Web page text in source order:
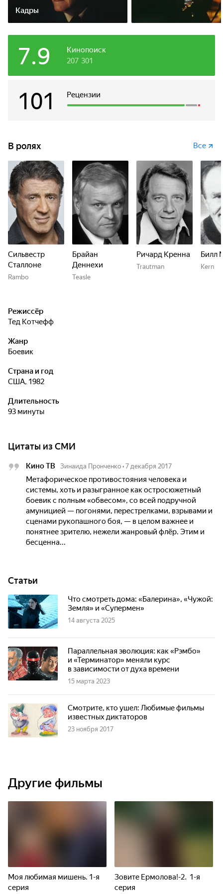
Кадры
Кинопоиск
7.9 207 301
Рецензии
101
В ролях Все
Сильвестр
Сталлоне
Rambo
Брайан
Деннехи
Teasle
Ричард Кренна
Trautman
Билл
Kern
Режиссёр
Тед Котчефф
Жанр
боевик
Страна и год
США, 1982
Длительность
93 минуты
Цитаты из СМИ
Кино ТВ Зинаида Пронченко • 7 декабря 2017
Метафорическое противостояния человека и
системы, хоть и разыгранное как остросюжетный
боевик с полным «обвесом», со всей подручной
амуницией — погонями, перестрелками, взрывами и
сценами рукопашного боя, — в целом важнее и
понятнее зрителю, нежели жанровый флёр. Этим и
бесценна...
Статьи
Что смотреть дома: «Балерина», «Чужой:
Земля» и «Супермен»
14 августа 2025
Параллельная эволюция: как «Рэмбо»
и «Терминатор» меняли курс
в зависимости от духа времени
15 марта 2023
Смотрите, кто ушел: Любимые фильмы
известных диктаторов
23 ноября 2017
Другие фильмы
Моя любимая мишень. 1-я
серия
Зовите Ермолова!-2. 1-я
серия